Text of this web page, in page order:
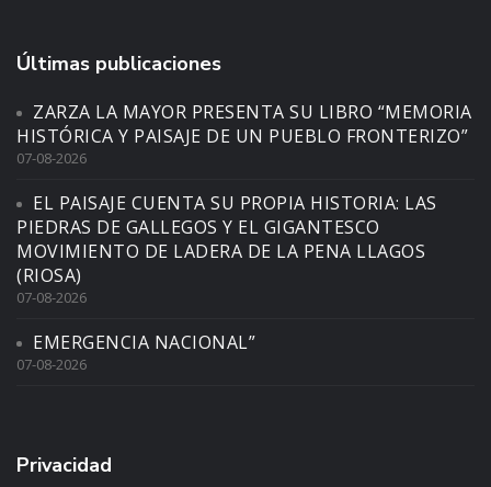
Últimas publicaciones
ZARZA LA MAYOR PRESENTA SU LIBRO “MEMORIA
HISTÓRICA Y PAISAJE DE UN PUEBLO FRONTERIZO”
07-08-2026
EL PAISAJE CUENTA SU PROPIA HISTORIA: LAS
PIEDRAS DE GALLEGOS Y EL GIGANTESCO
MOVIMIENTO DE LADERA DE LA PENA LLAGOS
(RIOSA)
07-08-2026
EMERGENCIA NACIONAL”
07-08-2026
Privacidad